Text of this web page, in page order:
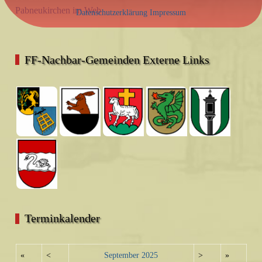
Pabneukirchen im Web
FF-Nachbar-Gemeinden Externe Links
Terminkalender
« < September 2025 > »
Datenschutzerklärung Impressum